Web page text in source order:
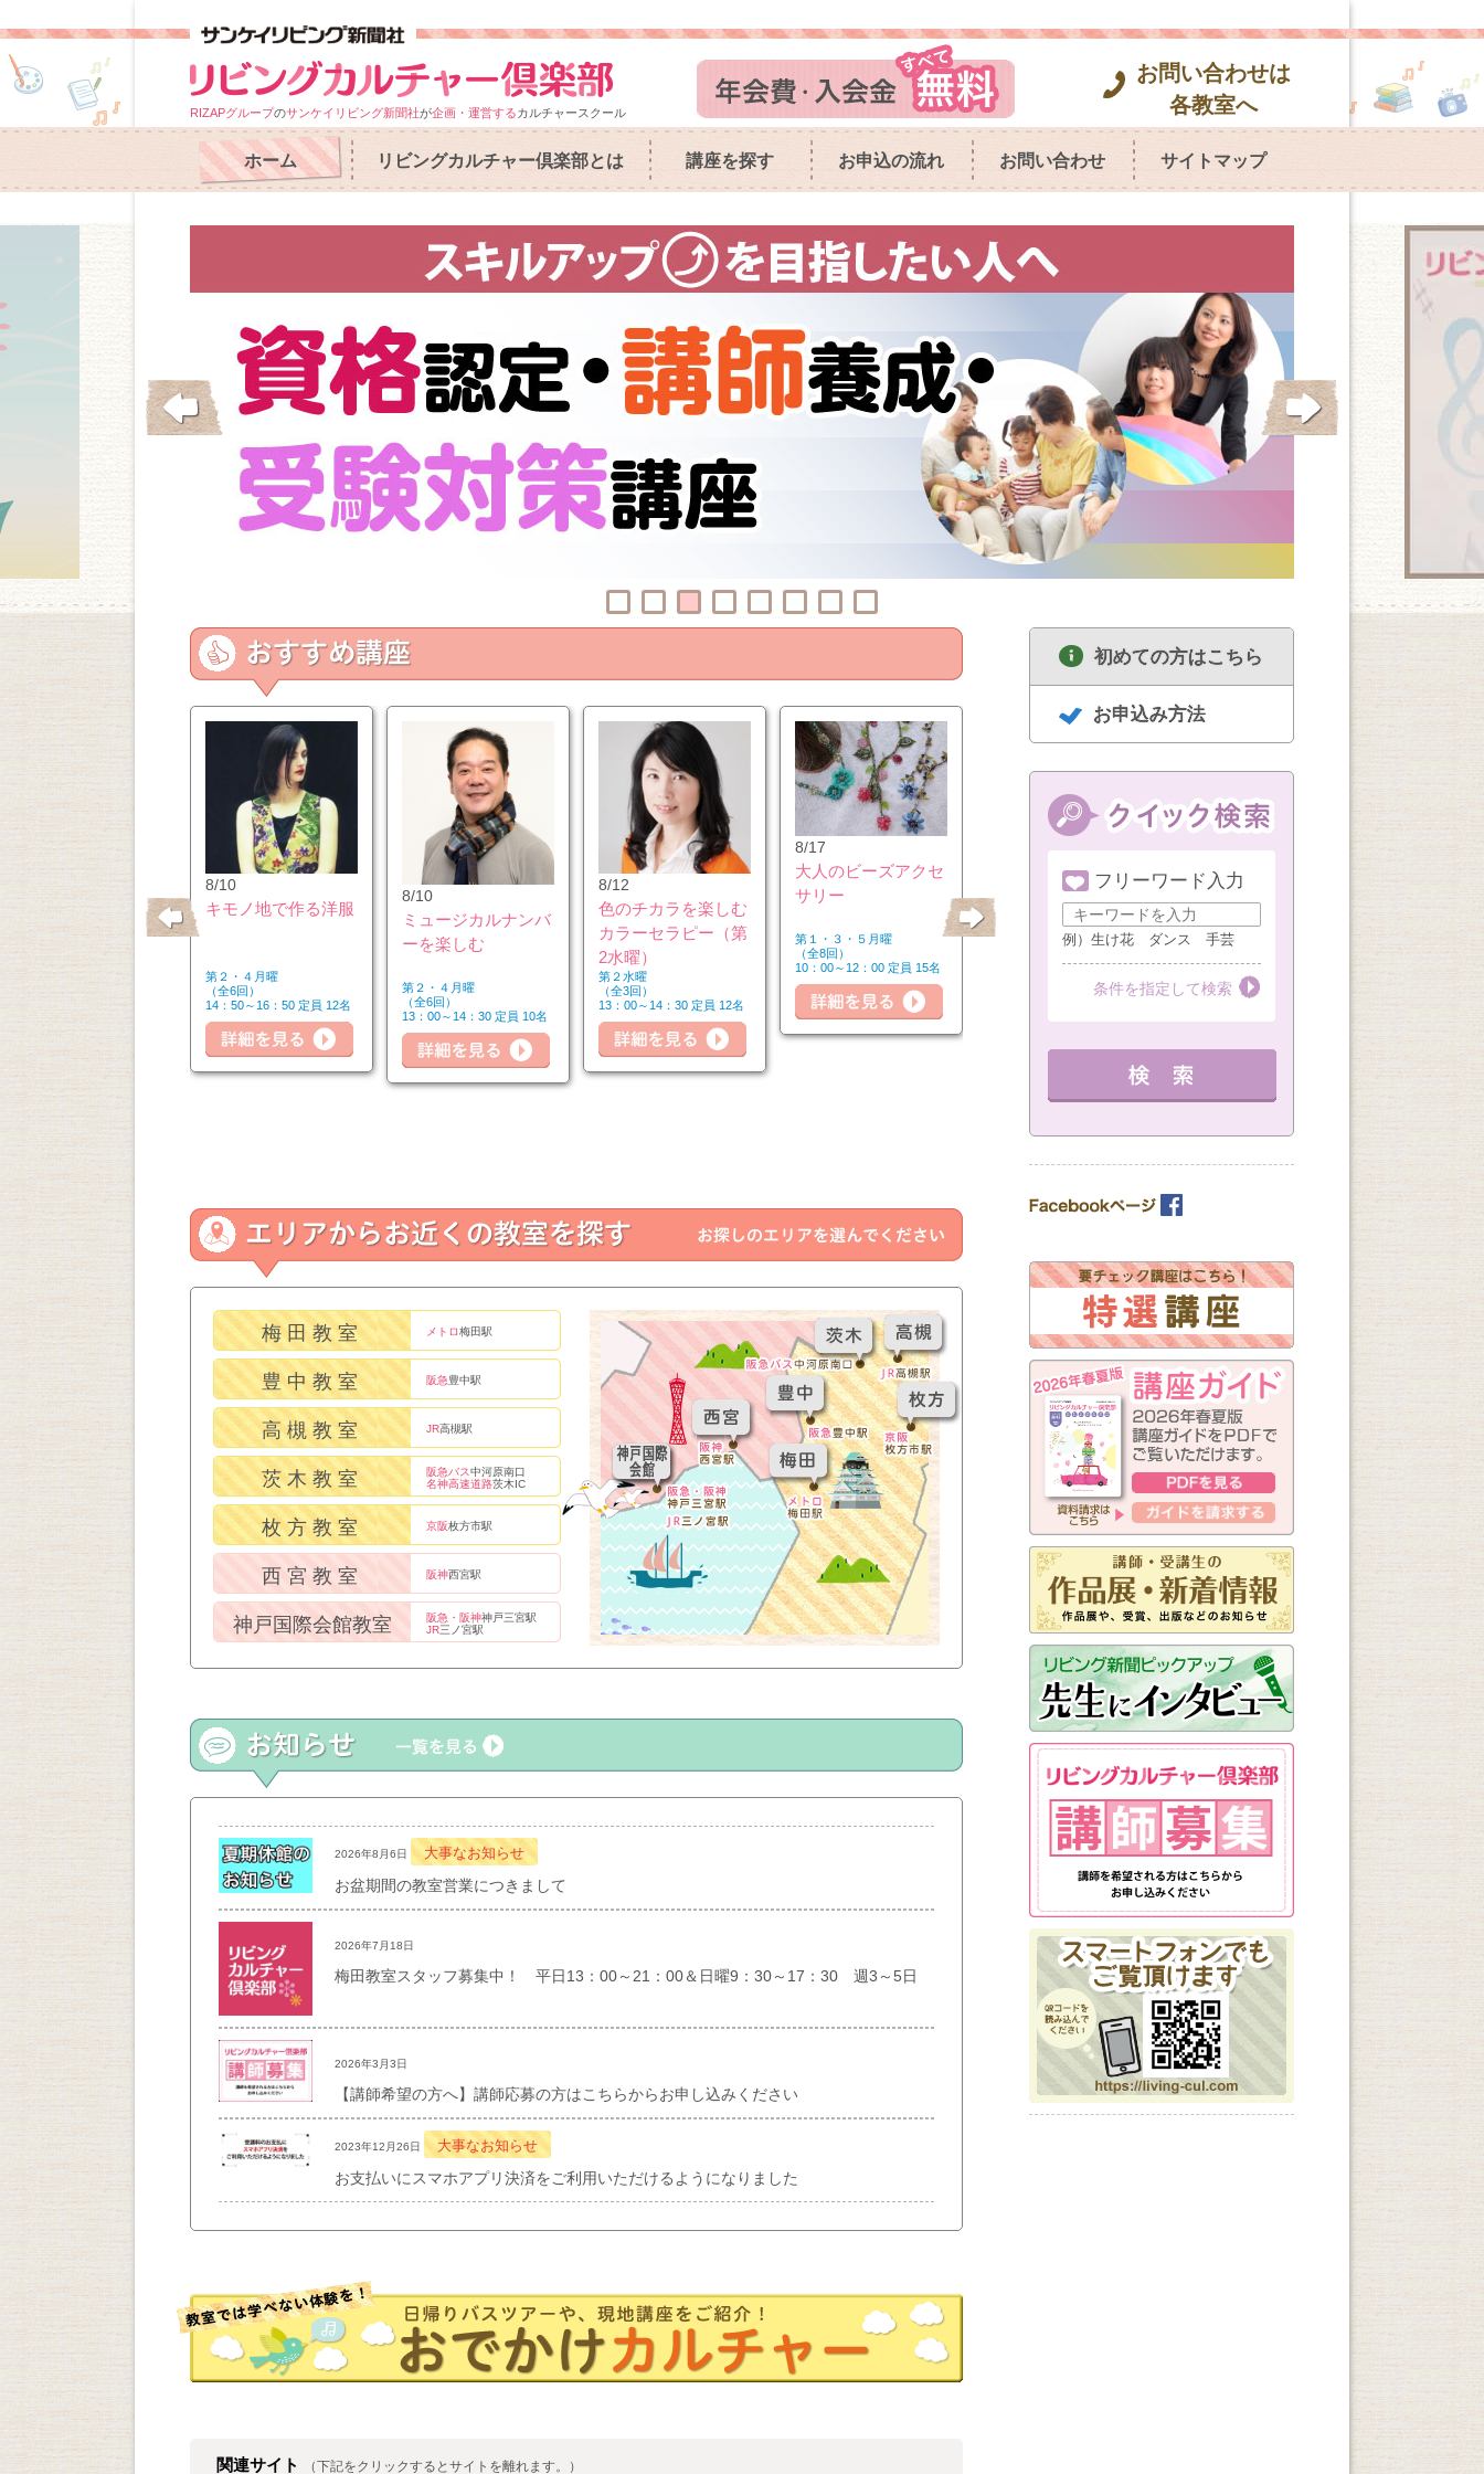
RIZAPグループのサンケイリビング新聞社が企画・運営するカルチャースクール
お問い合わせは
各教室へ
ホーム リビングカルチャー倶楽部とは 講座を探す お申込の流れ お問い合わせ サイトマップ
10/26
はじめてのウクレレ
第２・４月曜
（全6回）
14：50～16：20 定員 6名
8/10
キモノ地で作る洋服
第２・４月曜
（全6回）
14：50～16：50 定員 12名
8/10
ミュージカルナンバ
ーを楽しむ
第２・４月曜
（全6回）
13：00～14：30 定員 10名
8/12
色のチカラを楽しむ
カラーセラピー（第
2水曜）
第２水曜
（全3回）
13：00～14：30 定員 12名
8/17
大人のビーズアクセ
サリー
第１・３・５月曜
（全8回）
10：00～12：00 定員 15名
セルフリセットヨガ
女性限定（1・3・5
8/18
中高年のための囲碁
講座 経験者
（全1回）
8/19
ハンドメイ
第３水曜
（全3回）
12：30～14：30
見る 詳細を見る 詳細を見る 詳細を見る
詳細を見る 詳細を見る
梅田教室 メトロ梅田駅
豊中教室 阪急豊中駅
高槻教室 JR高槻駅
茨木教室 阪急バス中河原南口
名神高速道路茨木IC
枚方教室 京阪枚方市駅
西宮教室 阪神西宮駅
神戸国際会館教室 阪急・阪神神戸三宮駅
JR三ノ宮駅
2026年8月6日 大事なお知らせ
お盆期間の教室営業につきまして
2026年7月18日
梅田教室スタッフ募集中！ 平日13：00～21：00＆日曜9：30～17：30 週3～5日
2026年3月3日
【講師希望の方へ】講師応募の方はこちらからお申し込みください
2023年12月26日 大事なお知らせ
お支払いにスマホアプリ決済をご利用いただけるようになりました
関連サイト （下記をクリックするとサイトを離れます。）
初めての方はこちら
お申込み方法
フリーワード入力
例）生け花 ダンス 手芸
条件を指定して検索
教室を選ぶ
月 火 水
木
金
土 日
（※複数回答可）
開始時間の指定
午前の部
午後の部
夜の部
（※複数回答可）
新しく始まる講座
1日講座
体験講座
講座説明会